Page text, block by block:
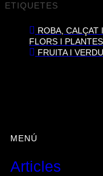
ETIQUETES
ROBA, CALÇAT
FLORS I PLANTES
FRUITA I
MENÚ
Articles